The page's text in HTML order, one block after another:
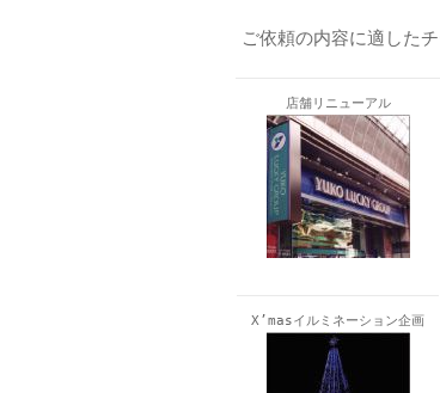
ご依頼の内容に適した
店舗リニューアル
X’masイルミネーション企画